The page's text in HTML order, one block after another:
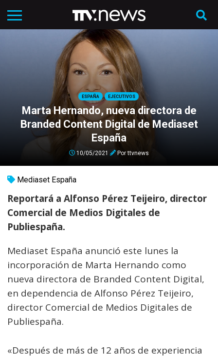
ESPAÑA EJECUTIVOS
Marta Hernando, nueva directora de
Branded Content Digital de Mediaset
España
10/05/2021 Porttvnews
Mediaset España
Reportará a Alfonso Pérez Teijeiro, director
Comercial de Medios Digitales de
Publiespaña.
Mediaset España anunció este lunes la
incorporación de Marta Hernando como
nueva directora de Branded Content Digital,
en dependencia de Alfonso Pérez Teijeiro,
director Comercial de Medios Digitales de
Publiespaña.
«Después de más de 12 años de experiencia